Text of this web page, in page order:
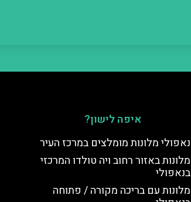
איפה לישון?
נאפולי מלונות מומלצים במרכז העיר
מלונות באזור רחוב ויה טולדו המרכזי
בנאפולי
מלונות עם בריכה מקורה / פתוחה